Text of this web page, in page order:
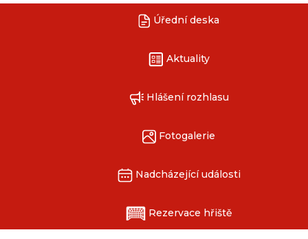
Úřední deska
Aktuality
Hlášení rozhlasu
Fotogalerie
Nadcházející události
Rezervace hřiště